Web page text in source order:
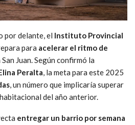
por delante, el Instituto Provincial
para acelerar el ritmo de
San Juan. Según confirmó la
Peralta, la meta para este 2025
, un número que implicaría superar
del año anterior.
entregar un barrio por semana